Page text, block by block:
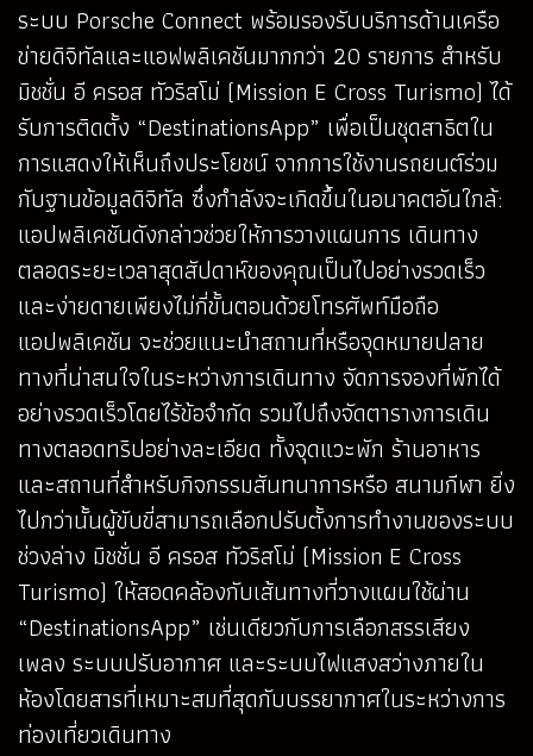
ระบบ Porsche Connect พร้อมรองรับบริการด้านเครือ
ข่ายดิจิทัลและแอฟพลิเคชันมากกว่า 20 รายการ สำหรับ
มิชชั่น อี ครอส ทัวริสโม่ (Mission E Cross Turismo) ได้
รับการติดตั้ง “DestinationsApp” เพื่อเป็นชุดสาธิตใน
การแสดงให้เห็นถึงประโยชน์ จากการใช้งานรถยนต์ร่วม
กับฐานข้อมูลดิจิทัล ซึ่งกำลังจะเกิดขึ้นในอนาคตอันใกล้:
แอปพลิเคชันดังกล่าวช่วยให้การวางแผนการ เดินทาง
ตลอดระยะเวลาสุดสัปดาห์ของคุณเป็นไปอย่างรวดเร็ว
และง่ายดายเพียงไม่กี่ขั้นตอนด้วยโทรศัพท์มือถือ
แอปพลิเคชัน จะช่วยแนะนำสถานที่หรือจุดหมายปลาย
ทางที่น่าสนใจในระหว่างการเดินทาง จัดการจองที่พักได้
อย่างรวดเร็วโดยไร้ข้อจำกัด รวมไปถึงจัดตารางการเดิน
ทางตลอดทริปอย่างละเอียด ทั้งจุดแวะพัก ร้านอาหาร
และสถานที่สำหรับกิจกรรมสันทนาการหรือ สนามกีฬา ยิ่ง
ไปกว่านั้นผู้ขับขี่สามารถเลือกปรับตั้งการทำงานของระบบ
ช่วงล่าง มิชชั่น อี ครอส ทัวริสโม่ (Mission E Cross
Turismo) ให้สอดคล้องกับเส้นทางที่วางแผนใช้ผ่าน
“DestinationsApp” เช่นเดียวกับการเลือกสรรเสียง
เพลง ระบบปรับอากาศ และระบบไฟแสงสว่างภายใน
ห้องโดยสารที่เหมาะสมที่สุดกับบรรยากาศในระหว่างการ
ท่องเที่ยวเดินทาง